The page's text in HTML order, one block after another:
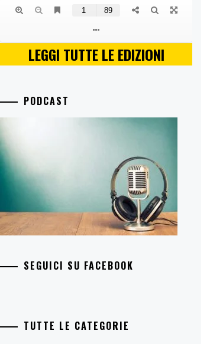
LEGGI TUTTE LE EDIZIONI
PODCAST
SEGUICI SU FACEBOOK
TUTTE LE CATEGORIE